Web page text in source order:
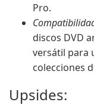
Pro.
discos DVD
versátil para
colecciones
Upsides: